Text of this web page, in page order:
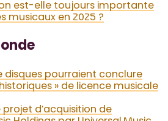
est-elle toujours importante
musicaux en 2025 ?
disques pourraient conclure
» de licence musicale
projet d’acquisition de